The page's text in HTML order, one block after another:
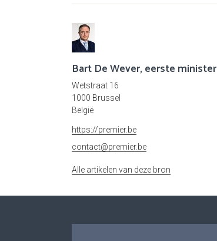
Bart De Wever, eerste minister
Wetstraat 16
1000 Brussel
België
https://premier.be
contact@premier.be
Alle artikelen van deze bron